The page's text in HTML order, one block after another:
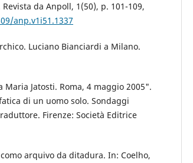
da Anpoll, 1(50), p. 101-109,
anp.v1i51.1337
Luciano Bianciardi a Milano.
Jatosti. Roma, 4 maggio 2005".
di un uomo solo. Sondaggi
Firenze: Società Editrice
arquivo da ditadura. In: Coelho,